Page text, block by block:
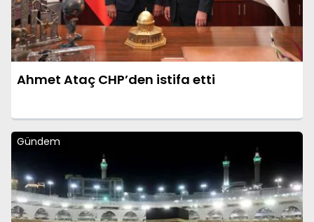
Ahmet Ataç CHP’den istifa etti
Gündem